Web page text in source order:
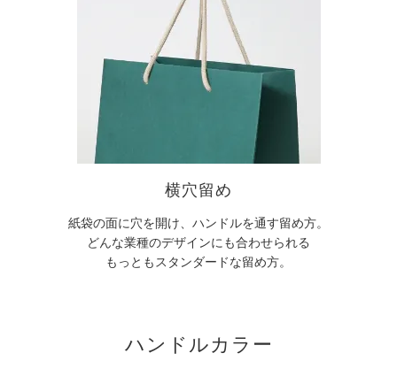
横穴留め
紙袋の面に穴を開け、ハンドルを通す留め方。
どんな業種のデザインにも合わせられる
もっともスタンダードな留め方。
ハンドルカラー